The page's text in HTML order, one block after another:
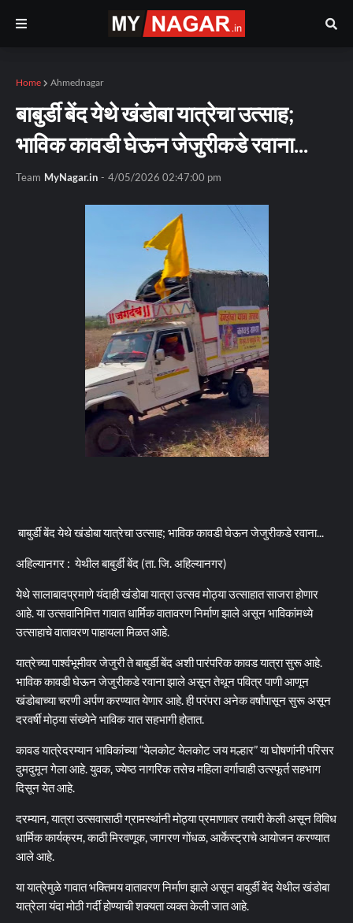
Home Ahmednagar
बाबुर्डी बेंद येथे खंडोबा यात्रेचा उत्साह;
भाविक कावडी घेऊन जेजुरीकडे रवाना...
Team MyNagar.in - 4/05/2026 02:47:00 pm
बाबुर्डी बेंद येथे खंडोबा यात्रेचा उत्साह; भाविक कावडी घेऊन जेजुरीकडे रवाना...
अहिल्यानगर : येथील बाबुर्डी बेंद (ता. जि. अहिल्यानगर)
येथे सालाबादप्रमाणे यंदाही खंडोबा यात्रा उत्सव मोठ्या उत्साहात साजरा होणार
आहे. या उत्सवानिमित्त गावात धार्मिक वातावरण निर्माण झाले असून भाविकांमध्ये
उत्साहाचे वातावरण पाहायला मिळत आहे.
यात्रेच्या पार्श्वभूमीवर जेजुरी ते बाबुर्डी बेंद अशी पारंपरिक कावड यात्रा सुरू आहे.
भाविक कावडी घेऊन जेजुरीकडे रवाना झाले असून तेथून पवित्र पाणी आणून
खंडोबाच्या चरणी अर्पण करण्यात येणार आहे. ही परंपरा अनेक वर्षांपासून सुरू असून
दरवर्षी मोठ्या संख्येने भाविक यात सहभागी होतात.
कावड यात्रेदरम्यान भाविकांच्या “येलकोट येलकोट जय मल्हार” या घोषणांनी परिसर
दुमदुमून गेला आहे. युवक, ज्येष्ठ नागरिक तसेच महिला वर्गाचाही उत्स्फूर्त सहभाग
दिसून येत आहे.
दरम्यान, यात्रा उत्सवासाठी ग्रामस्थांनी मोठ्या प्रमाणावर तयारी केली असून विविध
धार्मिक कार्यक्रम, काठी मिरवणूक, जागरण गोंधळ, आर्केस्ट्राचे आयोजन करण्यात
आले आहे.
या यात्रेमुळे गावात भक्तिमय वातावरण निर्माण झाले असून बाबुर्डी बेंद येथील खंडोबा
यात्रेला यंदा मोठी गर्दी होण्याची शक्यता व्यक्त केली जात आहे.